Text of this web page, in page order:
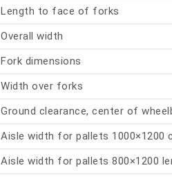
Length to face of forks
Overall width
Fork dimensions
Width over forks
Ground clearance, center of
Aisle width for pallets 1000×1200
Aisle width for pallets 800×1200